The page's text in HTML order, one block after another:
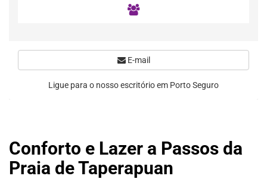
Conforto e Lazer a Passos da
Praia de Taperapuan
E-mail
Ligue para o nosso escritório em Porto Seguro